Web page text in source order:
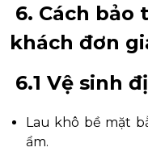
6. Cách bảo
khách đơn
6.1 Vệ sinh
Lau khô bề mặt
ẩm.